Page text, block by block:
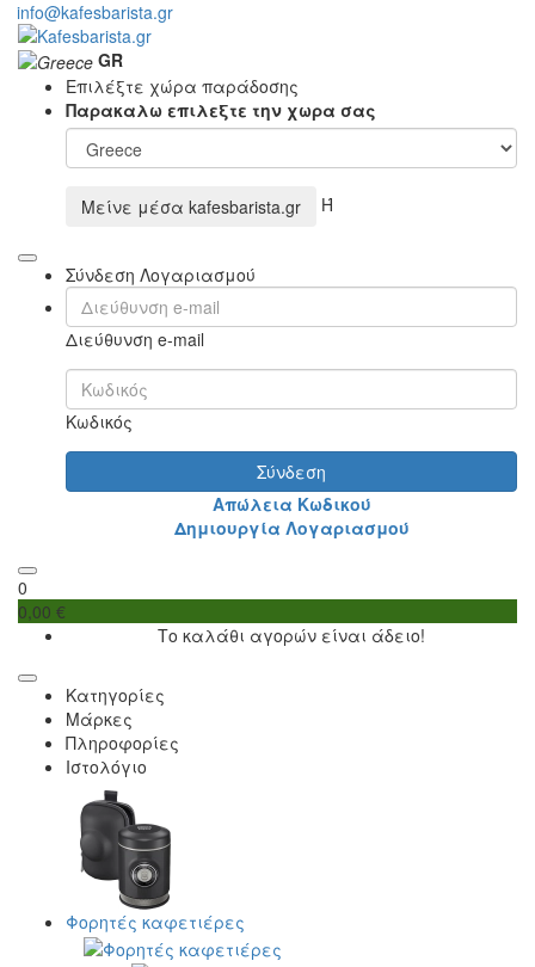
info@kafesbarista.gr
GR
Επιλέξτε χώρα παράδοσης
Παρακαλω επιλεξτε την χωρα σας
Μείνε μέσα kafesbarista.gr Ή
Σύνδεση Λογαριασμού
Διεύθυνση e-mail
Κωδικός
Σύνδεση
Απώλεια Κωδικού
Δημιουργία Λογαριασμού
0
0,00 €
Το καλάθι αγορών είναι άδειο!
Κατηγορίες
Μάρκες
Πληροφορίες
Ιστολόγιο
Φορητές καφετιέρες